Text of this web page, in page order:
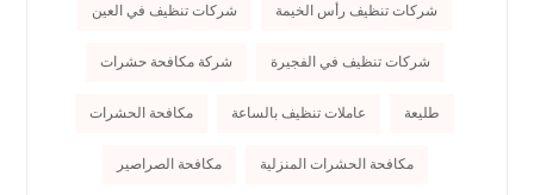
شركات تنظيف رأس الخيمة شركات تنظيف في العين
شركات تنظيف في الفجيرة شركة مكافحة حشرات
طليعة عاملات تنظيف بالساعة مكافحة الحشرات
مكافحة الحشرات المنزلية مكافحة الصراصير